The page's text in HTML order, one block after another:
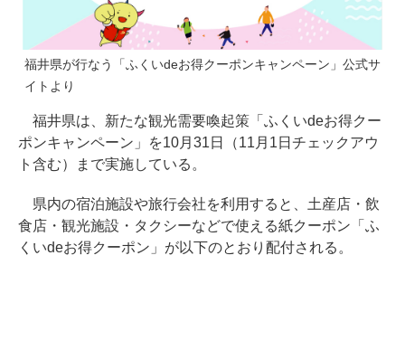
福井県が行なう「ふくいdeお得クーポンキャンペーン」公式サ
イトより
福井県は、新たな観光需要喚起策「ふくいdeお得クー
ポンキャンペーン」を10月31日（11月1日チェックアウ
ト含む）まで実施している。
県内の宿泊施設や旅行会社を利用すると、土産店・飲
食店・観光施設・タクシーなどで使える紙クーポン「ふ
くいdeお得クーポン」が以下のとおり配付される。